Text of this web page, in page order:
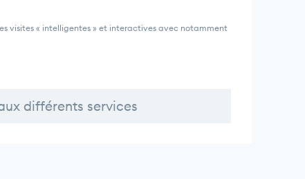
visites « intelligentes » et interactives avec notamment
différents services